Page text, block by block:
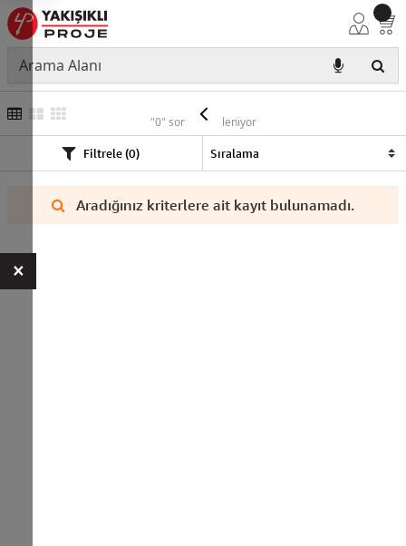
NYA
"0" sonuç listeleniyor
Filtrele (0)
Aradığınız kriterlere ait kayıt bulunamadı.
×